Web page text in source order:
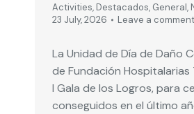
Activities, Destacados, General,
23 July, 2026
Leave a comment
La Unidad de Día de Daño
de Fundación Hospitalarias
I Gala de los Logros, para
conseguidos en el último